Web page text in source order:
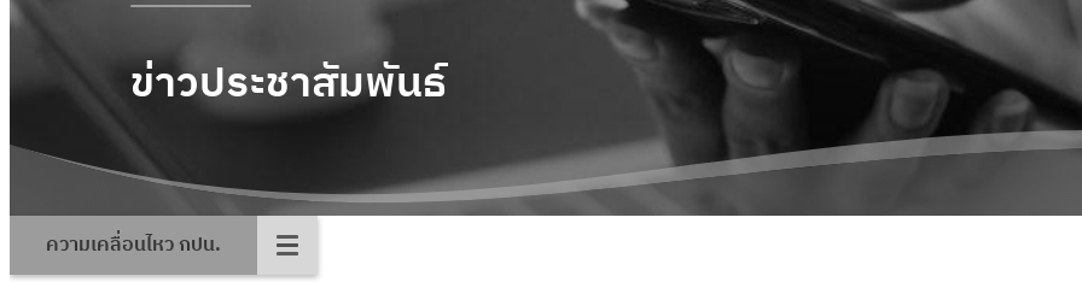
ข่าวประชาสัมพันธ์
ความเคลื่อนไหว กปน.